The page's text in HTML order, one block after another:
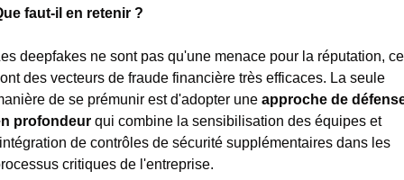
faut-il en retenir ?
deepfakes ne sont pas qu'une menace pour la réputation, ce
des vecteurs de fraude financière très efficaces. La seule
de se prémunir est d'adopter une approche de
profondeur qui combine la sensibilisation des équipes et
de contrôles de sécurité supplémentaires dans les
critiques de l'entreprise.